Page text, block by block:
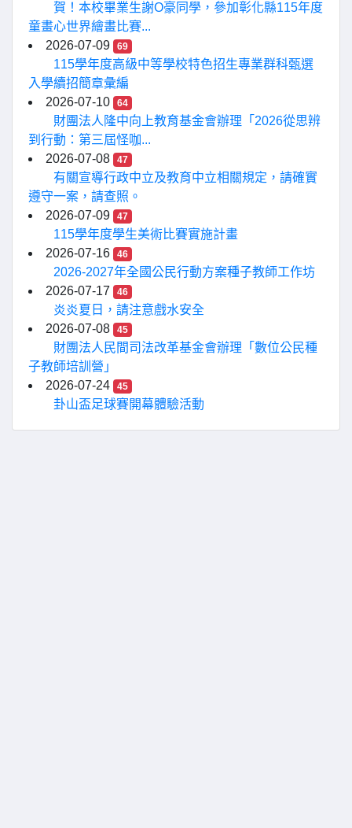
賀！本校畢業生謝O豪同學，參加彰化縣115年度
童畫心世界繪畫比賽...
2026-07-09
69
115學年度高級中等學校特色招生專業群科甄選
入學續招簡章彙編
2026-07-10
64
財團法人隆中向上教育基金會辦理「2026從思辨
到行動：第三屆怪咖...
2026-07-08
47
有關宣導行政中立及教育中立相關規定，請確實
遵守一案，請查照。
2026-07-09
47
115學年度學生美術比賽實施計畫
2026-07-16
46
2026-2027年全國公民行動方案種子教師工作坊
2026-07-17
46
炎炎夏日，請注意戲水安全
2026-07-08
45
財團法人民間司法改革基金會辦理「數位公民種
子教師培訓營」
2026-07-24
45
卦山盃足球賽開幕體驗活動